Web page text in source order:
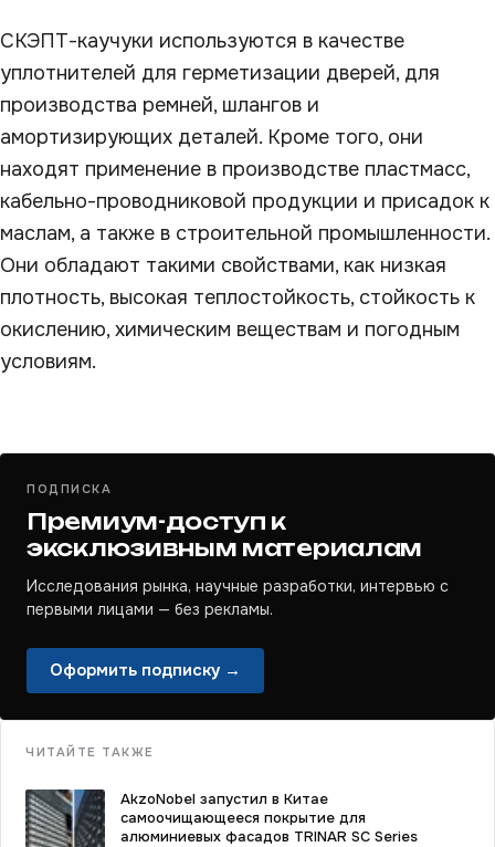
СКЭПТ-каучуки используются в качестве
уплотнителей для герметизации дверей, для
производства ремней, шлангов и
амортизирующих деталей. Кроме того, они
находят применение в производстве пластмасс,
кабельно-проводниковой продукции и присадок к
маслам, а также в строительной промышленности.
Они обладают такими свойствами, как низкая
плотность, высокая теплостойкость, стойкость к
окислению, химическим веществам и погодным
условиям.
ПОДПИСКА
Премиум-доступ к
эксклюзивным материалам
Исследования рынка, научные разработки, интервью с
первыми лицами — без рекламы.
Оформить подписку →
ЧИТАЙТЕ ТАКЖЕ
AkzoNobel запустил в Китае
самоочищающееся покрытие для
алюминиевых фасадов TRINAR SC Series